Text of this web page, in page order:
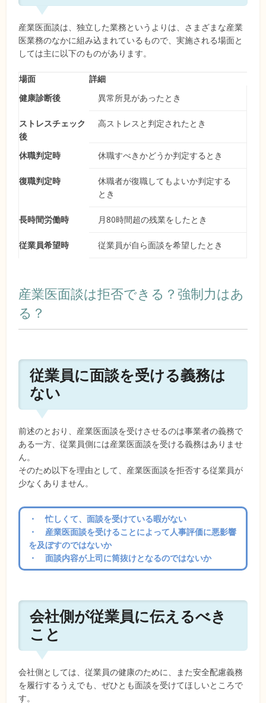
産業医面談は、独立した業務というよりは、さまざまな産業
医業務のなかに組み込まれているもので、実施される場面と
しては主に以下のものがあります。
場面
詳細
健康診断後
異常所見があったとき
ストレスチェック
後
高ストレスと判定されたとき
休職判定時 休職すべきかどうか判定するとき
復職判定時
休職者が復職してもよいか判定する
とき
長時間労働時 月80時間超の残業をしたとき
従業員希望時 従業員が自ら面談を希望したとき
産業医面談は拒否できる？強制力はあ
る？
従業員に面談を受ける義務は
ない
前述のとおり、産業医面談を受けさせるのは事業者の義務で
ある一方、従業員側には産業医面談を受ける義務はありませ
ん。
そのため以下を理由として、産業医面談を拒否する従業員が
少なくありません。
・ 忙しくて、面談を受けている暇がない
・ 産業医面談を受けることによって人事評価に悪影響
を及ぼすのではないか
・ 面談内容が上司に筒抜けとなるのではないか
会社側が従業員に伝えるべき
こと
会社側としては、従業員の健康のために、また安全配慮義務
を履行するうえでも、ぜひとも面談を受けてほしいところで
す。